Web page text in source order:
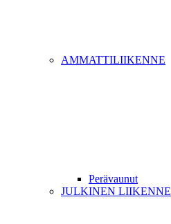
AMMATTILIIKENNE
Perävaunut
JULKINEN LIIKENNE